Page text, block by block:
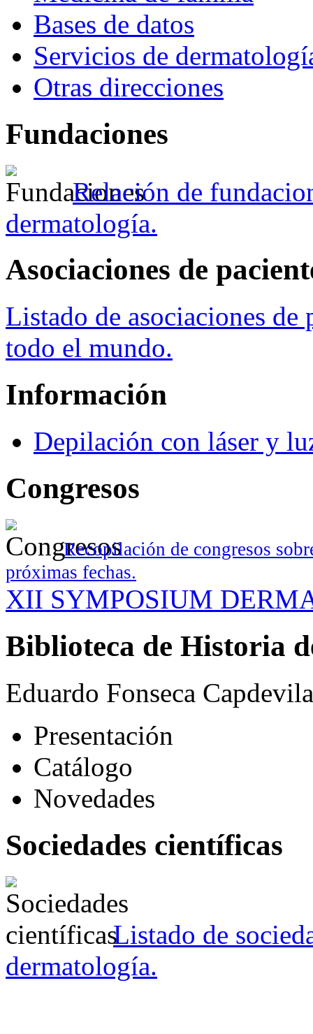
Bases de datos
Servicios de
Otras direcciones
Fundaciones
Relación de
dermatología.
Asociaciones de
Listado de asociaciones de
todo el mundo.
Información
Depilación con láser y
Congresos
Recopilación de congresos
próximas fechas.
XII SYMPOSIUM
Biblioteca de Historia
Eduardo Fonseca Capdevila
Presentación
Catálogo
Novedades
Sociedades científicas
Listado de
dermatología.